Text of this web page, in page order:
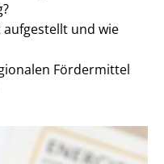
und wie
Fördermittel